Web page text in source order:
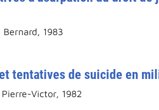
Bernard, 1983
tentatives de suicide en
Pierre-Victor, 1982